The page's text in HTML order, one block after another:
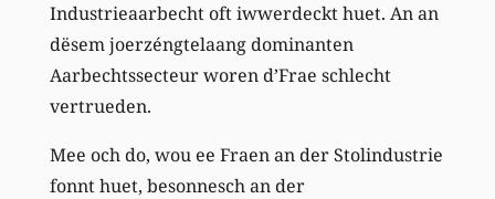
Industrieaarbecht oft iwwerdeckt huet. An an
dësem joerzéngtelaang dominanten
Aarbechtssecteur woren d’Frae schlecht
vertrueden.
Mee och do, wou ee Fraen an der Stolindustrie
fonnt huet, besonnesch an der